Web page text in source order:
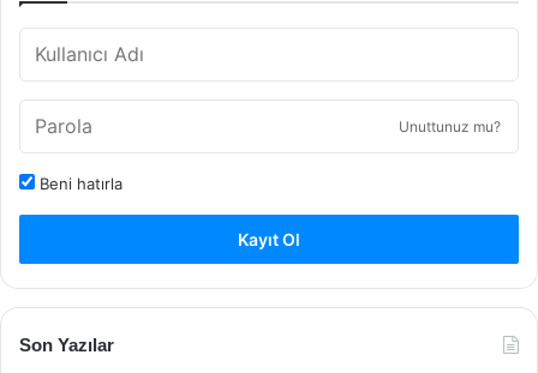
Unuttunuz mu?
Beni hatırla
Kayıt Ol
Son Yazılar